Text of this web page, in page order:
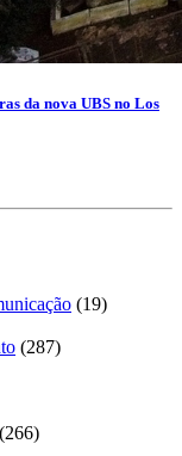
da nova UBS no Los
(19)
(287)
(266)